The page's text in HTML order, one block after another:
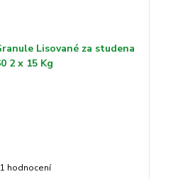
1 hodnocení